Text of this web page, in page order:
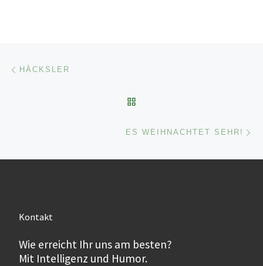
Beitragsnavigation
HÄCKSLER
ES WEIHNACHTET SEHR!
Kontakt
Wie erreicht Ihr uns am besten?
Mit Intelligenz und Humor.